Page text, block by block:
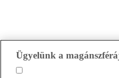
Ügyelünk a